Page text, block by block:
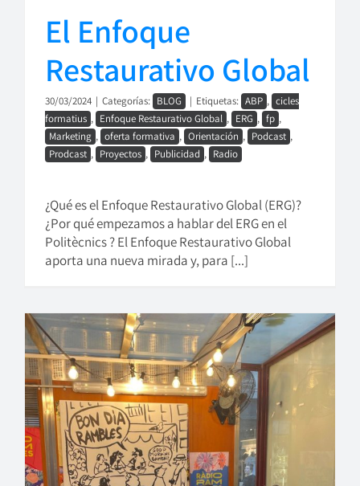
El Enfoque
Restaurativo Global
30/03/2024 | Categorías: BLOG | Etiquetas: ABP , cicles
formatius , Enfoque Restaurativo Global , ERG , fp ,
Marketing , oferta formativa , Orientación , Podcast ,
Prodcast , Proyectos , Publicidad , Radio
¿Qué es el Enfoque Restaurativo Global (ERG)?
¿Por qué empezamos a hablar del ERG en el
Politècnics ? El Enfoque Restaurativo Global
aporta una nueva mirada y, para [...]